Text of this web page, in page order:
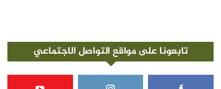
تابعونا على مواقع التواصل الاجتماعي